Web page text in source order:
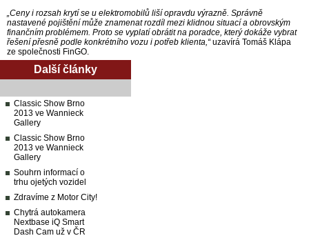
„Ceny i rozsah krytí se u elektromobilů liší opravdu výrazně. Správně
nastavené pojištění může znamenat rozdíl mezi klidnou situací a obrovským
finančním problémem. Proto se vyplatí obrátit na poradce, který dokáže vybrat
řešení přesně podle konkrétního vozu i potřeb klienta,“uzavírá Tomáš Klápa
ze společnosti FinGO.
Další články
Classic Show Brno
2013 ve Wannieck
Gallery
Classic Show Brno
2013 ve Wannieck
Gallery
Souhrn informací o
trhu ojetých vozidel
Zdravíme z Motor City!
Chytrá autokamera
Nextbase iQ Smart
Dash Cam už v ČR